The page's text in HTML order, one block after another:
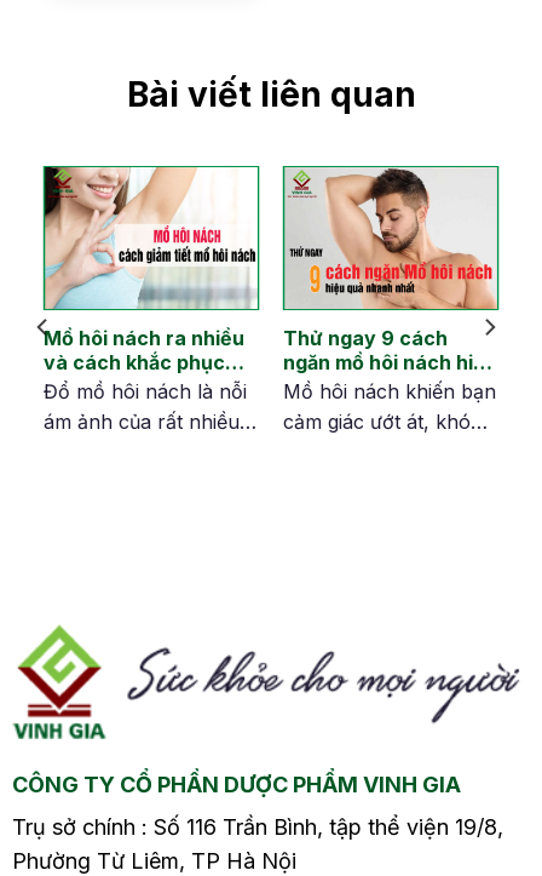
Bài viết liên quan
Mồ hôi nách ra nhiều
và cách khắc phục
hiệu quả nhất
Đổ mồ hôi nách là nỗi
ám ảnh của rất nhiều
hiệu quả và an toàn?
Cùng tìm hiểu câu trả
lời trong bài viết dưới
đây nhé!
Thử ngay 9 cách
ngăn mồ hôi nách hiệu
quả nhanh nhất
Mồ hôi nách khiến bạn
cảm giác ướt át, khó
hôi nách hiệu quả và
nhanh chóng dưới đây
CÔNG TY CỔ PHẦN DƯỢC PHẨM VINH GIA
Trụ sở chính : Số 116 Trần Bình, tập thể viện 19/8,
Phường Từ Liêm, TP Hà Nội